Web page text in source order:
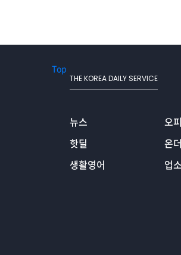
Top
THE KOREA DAILY SERVICE
뉴스
핫딜
생활영어
오
온
업